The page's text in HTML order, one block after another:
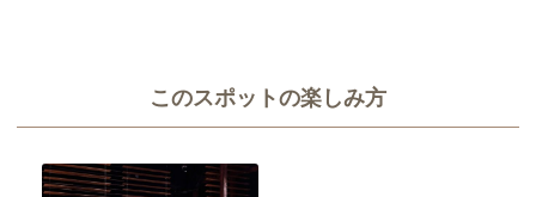
このスポットの楽しみ方